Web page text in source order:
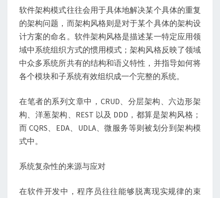
软件架构模式往往会用于具体地解决某个具体的重复
的架构问题，而架构风格则是对于某个具体的架构设
计方案的命名。软件架构风格是描述某一特定应用领
域中系统组织方式的惯用模式；架构风格反映了领域
中众多系统所共有的结构和语义特性，并指导如何将
各个模块和子系统有效组织成一个完整的系统。
在笔者的系列文章中，CRUD、分层架构、六边形架
构、洋葱架构、REST 以及 DDD，都算是架构风格；
而 CQRS、EDA、UDLA、微服务等则被划分到架构模
式中。
系统复杂性的来源与应对
在软件开发中，程序员往往能够脱离现实规律的束